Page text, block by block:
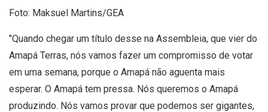
Foto: Maksuel Martins/GEA
"Quando chegar um título desse na Assembleia, que vier do
Amapá Terras, nós vamos fazer um compromisso de votar
em uma semana, porque o Amapá não aguenta mais
esperar. O Amapá tem pressa. Nós queremos o Amapá
produzindo. Nós vamos provar que podemos ser gigantes,